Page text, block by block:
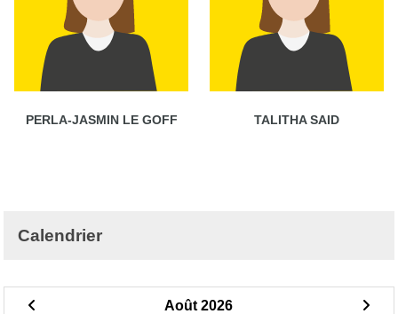
PERLA-JASMIN LE GOFF TALITHA SAID
Calendrier
Août 2026